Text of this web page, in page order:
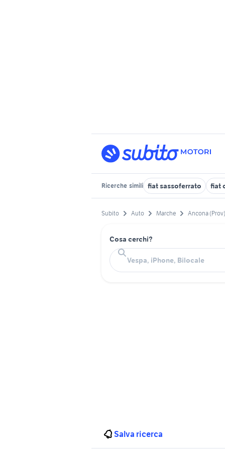
Ricerche simili fiat sassoferrato fiat
Subito Auto Marche Ancona (Prov)
Cosa cerchi?
Salva ricerca